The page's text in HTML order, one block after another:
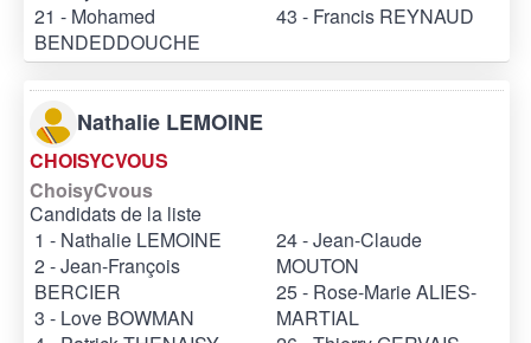
21 - Mohamed
BENDEDDOUCHE
43 - Francis REYNAUD
Nathalie LEMOINE
CHOISYCVOUS
ChoisyCvous
Candidats de la liste
1 - Nathalie LEMOINE
2 - Jean-François
BERCIER
3 - Love BOWMAN
24 - Jean-Claude
MOUTON
25 - Rose-Marie ALIES-
MARTIAL